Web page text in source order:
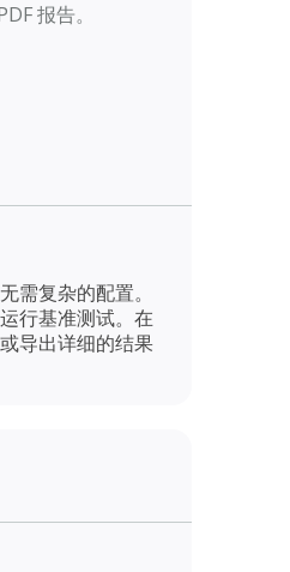
报告。
需复杂的配置。
行基准测试。在
导出详细的结果